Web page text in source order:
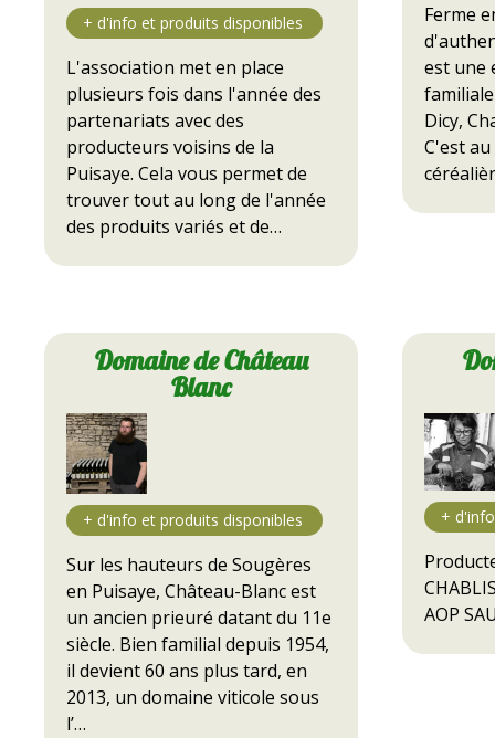
L'association met en place
plusieurs fois dans l'année des
partenariats avec des
producteurs voisins de la
Puisaye. Cela vous permet de
trouver tout au long de l'année
des produits variés et de…
Ferme
est une
Dicy,
C'est
Domaine de Château
Blanc
Sur les hauteurs de Sougères
en Puisaye, Château-Blanc est
un ancien prieuré datant du 11e
siècle. Bien familial depuis 1954,
il devient 60 ans plus tard, en
2013, un domaine viticole sous
l’…
AOP